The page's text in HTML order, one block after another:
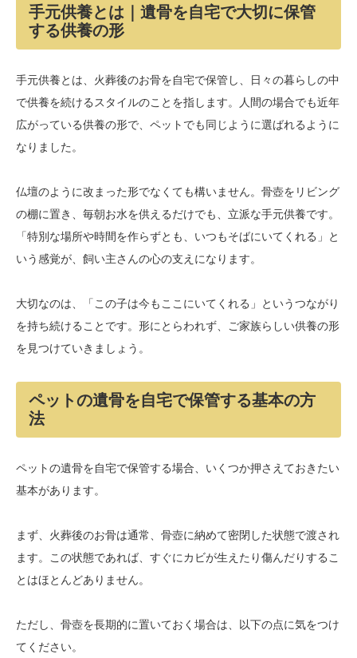
手元供養とは｜遺骨を自宅で大切に保管
する供養の形
手元供養とは、火葬後のお骨を自宅で保管し、日々の暮らしの中
で供養を続けるスタイルのことを指します。人間の場合でも近年
広がっている供養の形で、ペットでも同じように選ばれるように
なりました。
仏壇のように改まった形でなくても構いません。骨壺をリビング
の棚に置き、毎朝お水を供えるだけでも、立派な手元供養です。
「特別な場所や時間を作らずとも、いつもそばにいてくれる」と
いう感覚が、飼い主さんの心の支えになります。
大切なのは、「この子は今もここにいてくれる」というつながり
を持ち続けることです。形にとらわれず、ご家族らしい供養の形
を見つけていきましょう。
ペットの遺骨を自宅で保管する基本の方
法
ペットの遺骨を自宅で保管する場合、いくつか押さえておきたい
基本があります。
まず、火葬後のお骨は通常、骨壺に納めて密閉した状態で渡され
ます。この状態であれば、すぐにカビが生えたり傷んだりするこ
とはほとんどありません。
ただし、骨壺を長期的に置いておく場合は、以下の点に気をつけ
てください。